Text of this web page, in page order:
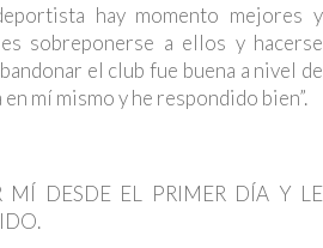
hay momento mejores y
sobreponerse a ellos y hacerse
el club fue buena a nivel de
mí mismo y he respondido bien”.
MÍ DESDE EL PRIMER DÍA Y LE